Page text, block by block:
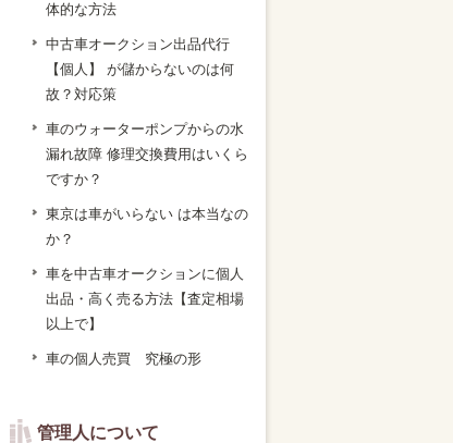
体的な方法
中古車オークション出品代行
【個人】 が儲からないのは何
故？対応策
車のウォーターポンプからの水
漏れ故障 修理交換費用はいくら
ですか？
東京は車がいらない は本当なの
か？
車を中古車オークションに個人
出品・高く売る方法【査定相場
以上で】
車の個人売買 究極の形
管理人について